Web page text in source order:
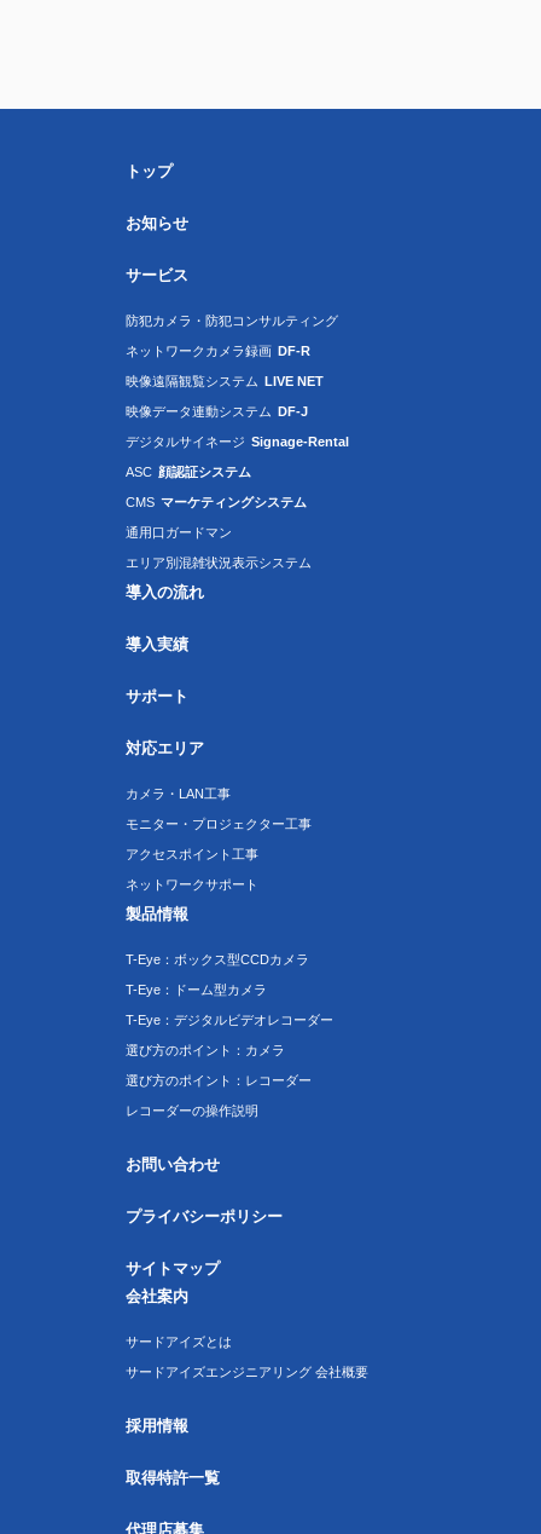
トップ
お知らせ
サービス
防犯カメラ・防犯コンサルティング
ネットワークカメラ録画 DF-R
映像遠隔観覧システム LIVE NET
映像データ連動システム DF-J
デジタルサイネージ Signage-Rental
ASC 顔認証システム
CMS マーケティングシステム
通用口ガードマン
エリア別混雑状況表示システム
導入の流れ
導入実績
サポート
対応エリア
カメラ・LAN工事
モニター・プロジェクター工事
アクセスポイント工事
ネットワークサポート
製品情報
T-Eye：ボックス型CCDカメラ
T-Eye：ドーム型カメラ
T-Eye：デジタルビデオレコーダー
選び方のポイント：カメラ
選び方のポイント：レコーダー
レコーダーの操作説明
お問い合わせ
プライバシーポリシー
サイトマップ
会社案内
サードアイズとは
サードアイズエンジニアリング 会社概要
採用情報
取得特許一覧
代理店募集